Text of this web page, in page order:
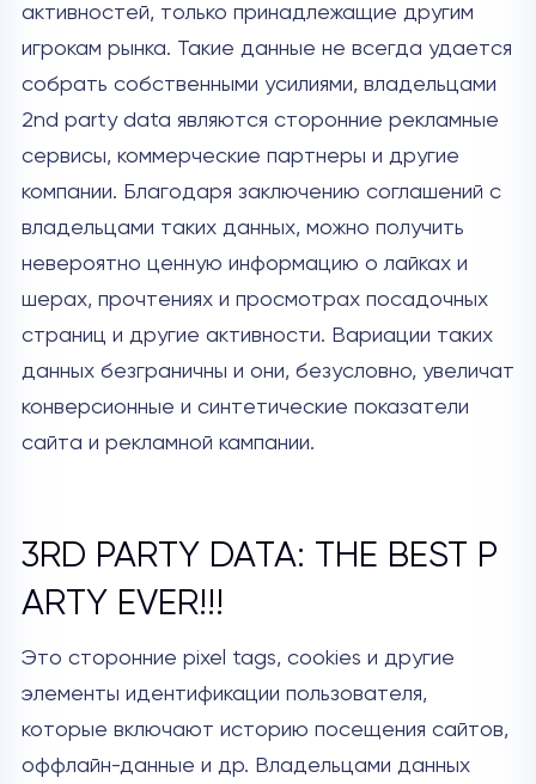
активностей, только принадлежащие другим
игрокам рынка. Такие данные не всегда удается
собрать собственными усилиями, владельцами
2nd party data являются сторонние рекламные
сервисы, коммерческие партнеры и другие
компании. Благодаря заключению соглашений с
владельцами таких данных, можно получить
невероятно ценную информацию о лайках и
шерах, прочтениях и просмотрах посадочных
страниц и другие активности. Вариации таких
данных безграничны и они, безусловно, увеличат
конверсионные и синтетические показатели
сайта и рекламной кампании.
3RD PARTY DATA: THE BEST P
ARTY EVER!!!
Это сторонние pixel tags, cookies и другие
элементы идентификации пользователя,
которые включают историю посещения сайтов,
оффлайн-данные и др. Владельцами данных